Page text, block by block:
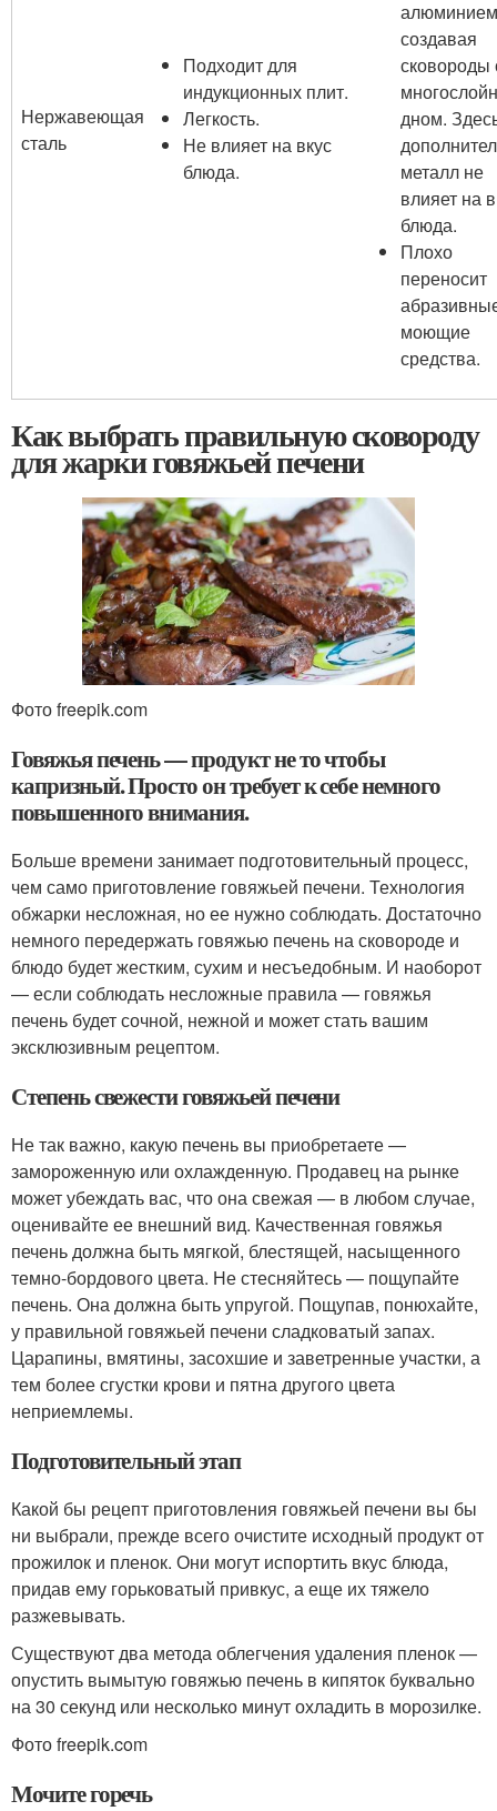
Нержавеющая
сталь
Подходит для
индукционных плит.
Легкость.
Не влияет на вкус
блюда.
создавая
сковороды
дном.
металл не
влияет на
блюда.
Плохо
переносит
моющие
средства.
Как выбрать правильную сковороду
для жарки говяжьей печени
Фото freepik.com
Говяжья печень — продукт не то чтобы
капризный. Просто он требует к себе немного
повышенного внимания.
Больше времени занимает подготовительный процесс,
чем само приготовление говяжьей печени. Технология
обжарки несложная, но ее нужно соблюдать. Достаточно
немного передержать говяжью печень на сковороде и
блюдо будет жестким, сухим и несъедобным. И наоборот
— если соблюдать несложные правила — говяжья
печень будет сочной, нежной и может стать вашим
эксклюзивным рецептом.
Степень свежести говяжьей печени
Не так важно, какую печень вы приобретаете —
замороженную или охлажденную. Продавец на рынке
может убеждать вас, что она свежая — в любом случае,
оценивайте ее внешний вид. Качественная говяжья
печень должна быть мягкой, блестящей, насыщенного
темно-бордового цвета. Не стесняйтесь — пощупайте
печень. Она должна быть упругой. Пощупав, понюхайте,
у правильной говяжьей печени сладковатый запах.
Царапины, вмятины, засохшие и заветренные участки, а
тем более сгустки крови и пятна другого цвета
неприемлемы.
Подготовительный этап
Какой бы рецепт приготовления говяжьей печени вы бы
ни выбрали, прежде всего очистите исходный продукт от
прожилок и пленок. Они могут испортить вкус блюда,
придав ему горьковатый привкус, а еще их тяжело
разжевывать.
Существуют два метода облегчения удаления пленок —
опустить вымытую говяжью печень в кипяток буквально
на 30 секунд или несколько минут охладить в морозилке.
Фото freepik.com
Мочите горечь